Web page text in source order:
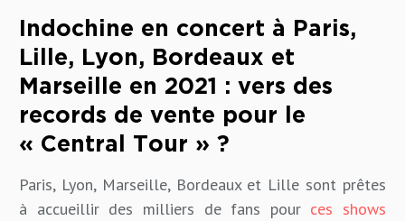
Indochine en concert à Paris,
Lille, Lyon, Bordeaux et
Marseille en 2021 : vers des
records de vente pour le
« Central Tour » ?
Paris, Lyon, Marseille, Bordeaux et Lille sont prêtes
à accueillir des milliers de fans pour ces shows